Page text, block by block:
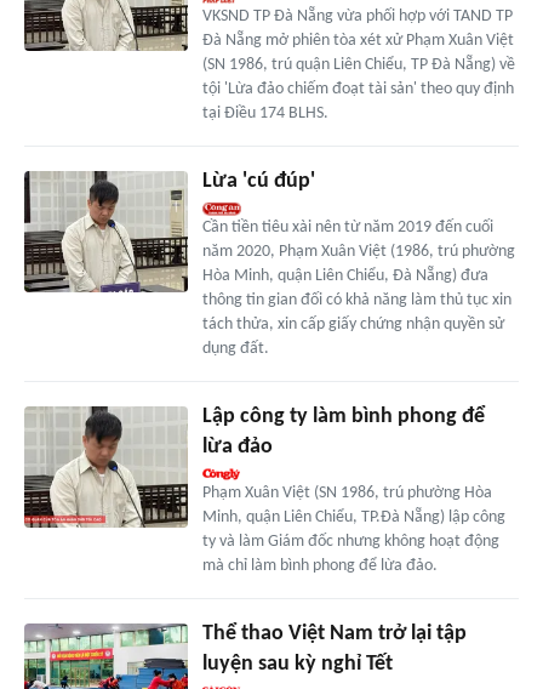
VKSND TP Đà Nẵng vừa phối hợp với TAND TP
Đà Nẵng mở phiên tòa xét xử Phạm Xuân Việt
(SN 1986, trú quận Liên Chiểu, TP Đà Nẵng) về
tội 'Lừa đảo chiếm đoạt tài sản' theo quy định
tại Điều 174 BLHS.
Lừa 'cú đúp'
Cần tiền tiêu xài nên từ năm 2019 đến cuối
năm 2020, Phạm Xuân Việt (1986, trú phường
Hòa Minh, quận Liên Chiểu, Đà Nẵng) đưa
thông tin gian đối có khả năng làm thủ tục xin
tách thửa, xin cấp giấy chứng nhận quyền sử
dụng đất.
Lập công ty làm bình phong để
lừa đảo
Phạm Xuân Việt (SN 1986, trú phường Hòa
Minh, quận Liên Chiểu, TP.Đà Nẵng) lập công
ty và làm Giám đốc nhưng không hoạt động
mà chỉ làm bình phong để lừa đảo.
Thể thao Việt Nam trở lại tập
luyện sau kỳ nghỉ Tết